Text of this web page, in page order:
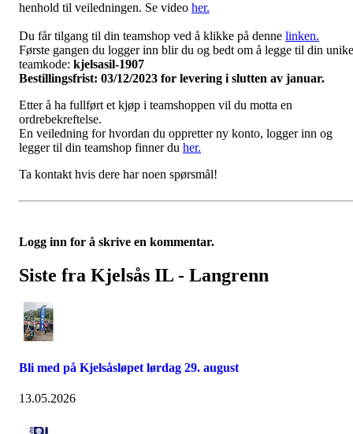
henhold til veiledningen. Se video her.
Du får tilgang til din teamshop ved å klikke på denne linken.
Første gangen du logger inn blir du og bedt om å legge til din unike
teamkode: kjelsasil-1907
Bestillingsfrist: 03/12/2023 for levering i slutten av januar.
Etter å ha fullført et kjøp i teamshoppen vil du motta en
ordrebekreftelse.
En veiledning for hvordan du oppretter ny konto, logger inn og
legger til din teamshop finner du her.
Ta kontakt hvis dere har noen spørsmål!
Logg inn for å skrive en kommentar.
Siste fra Kjelsås IL - Langrenn
Bli med på Kjelsåsløpet lørdag 29. august
13.05.2026